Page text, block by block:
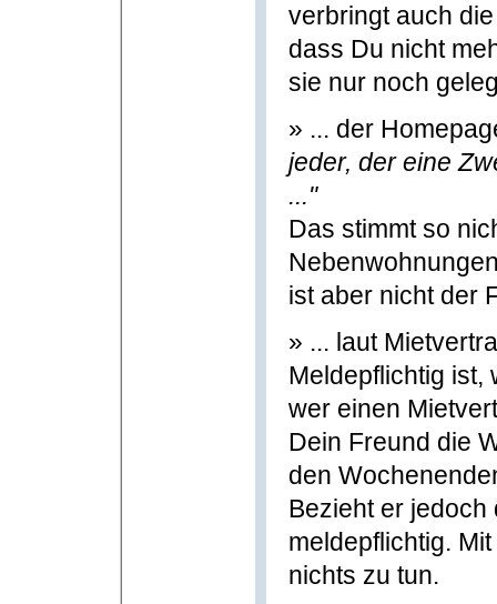
verbringt auch
dass Du nicht
sie nur noch
» ... der
jeder, der eine
..."
Das stimmt so
ist aber nicht der
» ... laut
Meldepflichtig ist,
wer einen
Dein Freund die
den
Bezieht er jedoch
meldepflichtig.
nichts zu tun.